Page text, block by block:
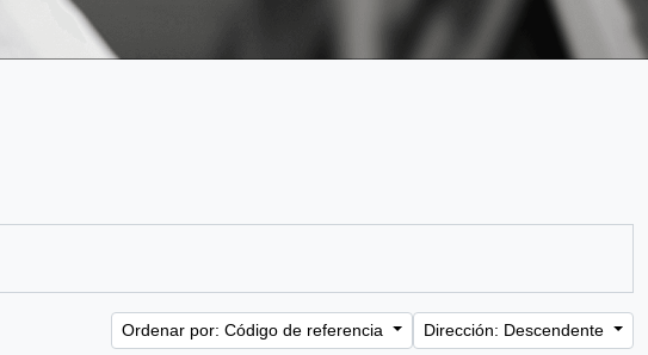
Ordenar por: Código de referencia Dirección: Descendente